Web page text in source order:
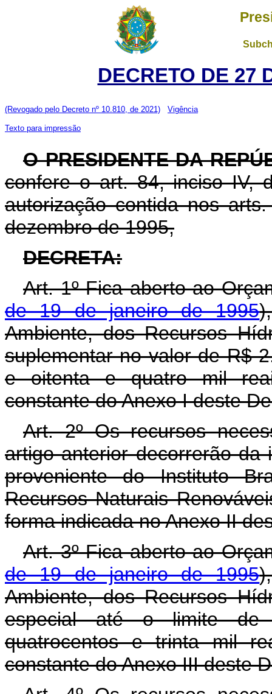
DECRETO DE 27
(Revogado pelo Decreto nº 10.810, de 2021) Vigência
Texto para impressão
O PRESIDENTE DA
confere o art. 84, inciso IV,
autorização contida nos
dezembro de 1995,
DECRETA:
Art. 1º Fica aberto ao
de 19 de janeiro de 1995
Ambiente, dos Recursos
suplementar no valor de R$
e oitenta e quatro mil
constante do Anexo I deste
Art. 2º Os recursos
artigo anterior decorrerão
proveniente do Instituto
Recursos Naturais
forma indicada no Anexo II
Art. 3º Fica aberto ao
de 19 de janeiro de 1995
Ambiente, dos Recursos
especial até o limite de
quatrocentos e trinta mil
constante do Anexo III deste